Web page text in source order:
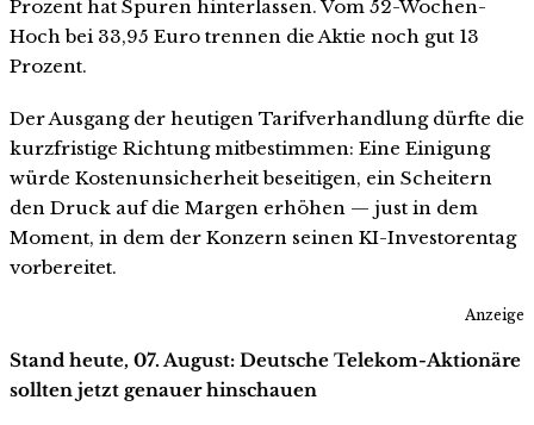
Prozent hat Spuren hinterlassen. Vom 52-Wochen-
Hoch bei 33,95 Euro trennen die Aktie noch gut 13
Prozent.
Der Ausgang der heutigen Tarifverhandlung dürfte die
kurzfristige Richtung mitbestimmen: Eine Einigung
würde Kostenunsicherheit beseitigen, ein Scheitern
den Druck auf die Margen erhöhen — just in dem
Moment, in dem der Konzern seinen KI-Investorentag
vorbereitet.
Anzeige
Stand heute, 07. August: Deutsche Telekom-Aktionäre
sollten jetzt genauer hinschauen